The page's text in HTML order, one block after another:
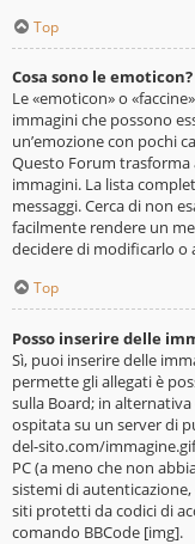
Top
Cosa sono le emoticon?
Le «emoticon» o
immagini che possono
un’emozione con pochi
Questo Forum
immagini. La lista
messaggi. Cerca di non
facilmente rendere un
decidere di modificarlo
Top
Posso inserire delle
Sì, puoi inserire delle
permette gli allegati è
sulla Board; in
ospitata su un server di
del-sito.com/
PC (a meno che non
sistemi di
siti protetti da codici di
comando BBCode [img].